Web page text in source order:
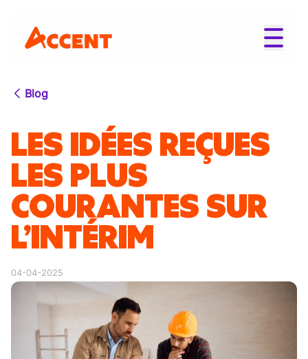
Blog
LES IDÉES REÇUES
LES PLUS
COURANTES SUR
L’INTÉRIM
04-04-2025